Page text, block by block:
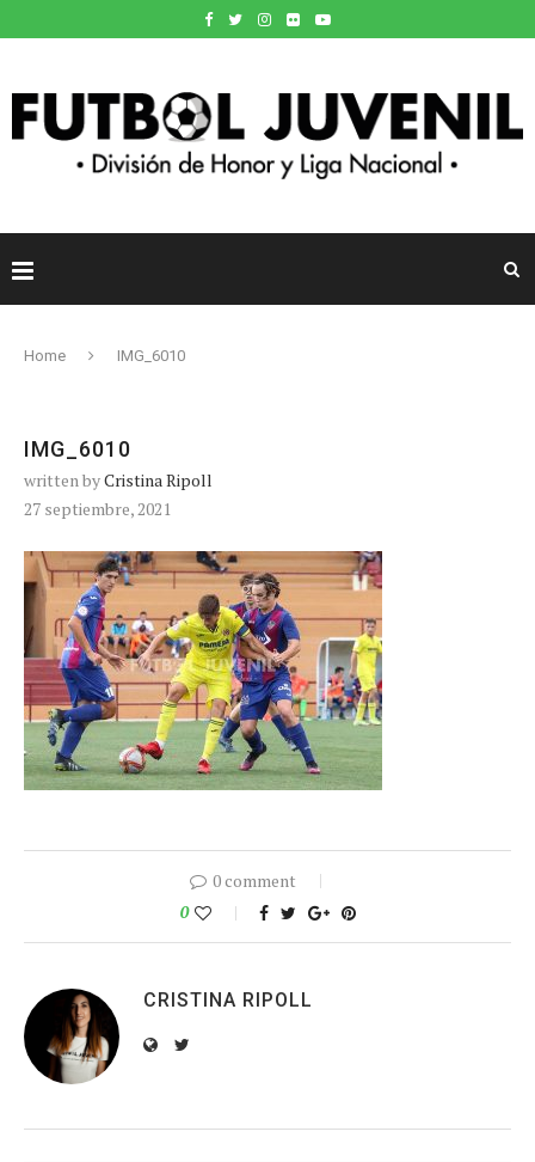
Home IMG_6010
IMG_6010
written byCristina Ripoll
27 septiembre, 2021
0 comment
0
CRISTINA RIPOLL